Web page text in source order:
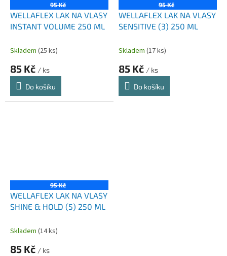
95 Kč
WELLAFLEX LAK NA VLASY
INSTANT VOLUME 250 ML
Skladem (25 ks)
85 Kč / ks
Do košíku
95 Kč
WELLAFLEX LAK NA VLASY
SENSITIVE (3) 250 ML
Skladem (17 ks)
85 Kč / ks
Do košíku
95 Kč
WELLAFLEX LAK NA VLASY
SHINE & HOLD (5) 250 ML
Skladem (14 ks)
85 Kč / ks